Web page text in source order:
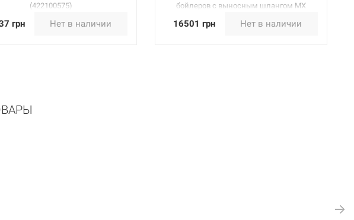
(422100575)
грн Нет в наличии
бойлеров с выносным шлангом MX
16501 грн Нет в наличии